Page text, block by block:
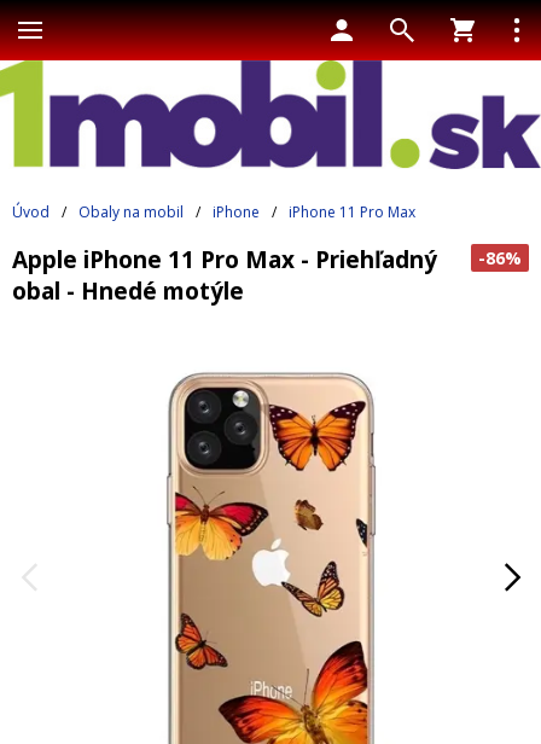
Úvod / Obaly na mobil / iPhone / iPhone 11 Pro Max
-86%
Apple iPhone 11 Pro Max - Priehľadný
obal - Hnedé motýle